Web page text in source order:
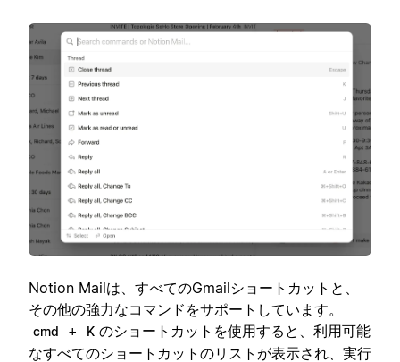
Notion Mailは、すべてのGmailショートカットと、
その他の強力なコマンドをサポートしています。
cmd + K のショートカットを使用すると、利用可能
なすべてのショートカットのリストが表示され、実行